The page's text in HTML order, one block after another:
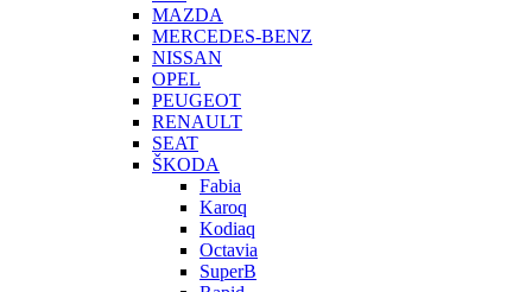
MAZDA
MERCEDES-BENZ
NISSAN
OPEL
PEUGEOT
RENAULT
SEAT
ŠKODA
Fabia
Karoq
Kodiaq
Octavia
SuperB